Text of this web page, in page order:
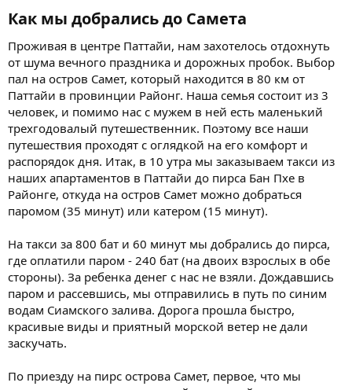
Как мы добрались до Самета​
Проживая в центре Паттайи, нам захотелось отдохнуть
от шума вечного праздника и дорожных пробок. Выбор
пал на остров Самет, который находится в 80 км от
Паттайи в провинции Районг. Наша семья состоит из 3
человек, и помимо нас с мужем в ней есть маленький
трехгодовалый путешественник. Поэтому все наши
путешествия проходят с оглядкой на его комфорт и
распорядок дня. Итак, в 10 утра мы заказываем такси из
наших апартаментов в Паттайи до пирса Бан Пхе в
Районге, откуда на остров Самет можно добраться
паромом (35 минут) или катером (15 минут).
На такси за 800 бат и 60 минут мы добрались до пирса,
где оплатили паром - 240 бат (на двоих взрослых в обе
стороны). За ребенка денег с нас не взяли. Дождавшись
паром и рассевшись, мы отправились в путь по синим
водам Сиамского залива. Дорога прошла быстро,
красивые виды и приятный морской ветер не дали
заскучать.
По приезду на пирс острова Самет, первое, что мы